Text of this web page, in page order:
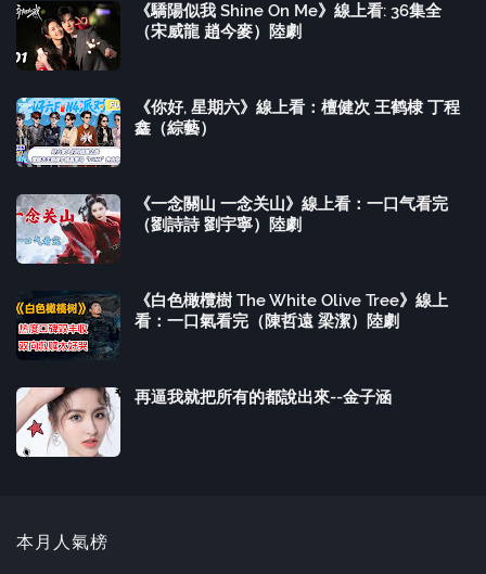
《驕陽似我 Shine On Me》線上看: 36集全
（宋威龍 趙今麥）陸劇
《你好, 星期六》線上看：檀健次 王鹤棣 丁程
鑫（綜藝）
《一念關山 一念关山》線上看：一口气看完
（劉詩詩 劉宇寧）陸劇
《白色橄欖樹 The White Olive Tree》線上
看：一口氣看完（陳哲遠 梁潔）陸劇
再逼我就把所有的都說出來--金子涵
本月人氣榜